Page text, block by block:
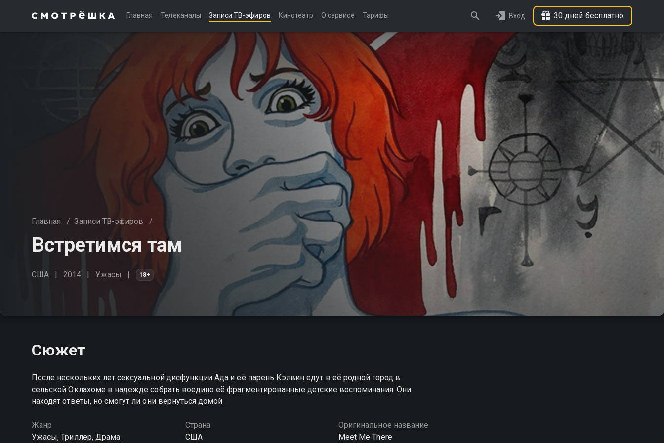
Главная Телеканалы Записи ТВ-эфиров Кинотеатр О сервисе Тарифы Вход 30 дней бесплатно
Главная / Записи ТВ-эфиров /
Встретимся там
США 2014 Ужасы 18+
Сюжет
После нескольких лет сексуальной дисфункции Ада и её парень Кэлвин едут в её родной город в
сельской Оклахоме в надежде собрать воедино её фрагментированные детские воспоминания. Они
находят ответы, но смогут ли они вернуться домой
Жанр
Ужасы, Триллер, Драма
Страна
США
Оригинальное название
Meet Me There